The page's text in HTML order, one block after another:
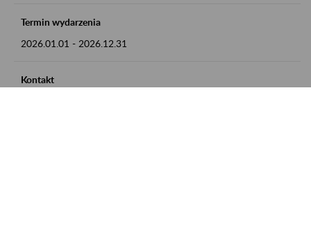
Termin wydarzenia
2026.01.01 - 2026.12.31
Kontakt